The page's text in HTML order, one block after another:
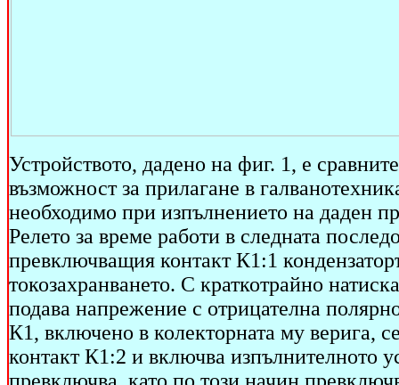
Устройството, дадено на фиг. 1, е
възможност за прилагане в
необходимо при изпълнението на даден
Релето за време работи в следната
превключващия контакт К1:1
токозахранването. С краткотрайно
подава напрежение с отрицателна
К1, включено в колекторната му верига,
контакт К1:2 и включва изпълнителното